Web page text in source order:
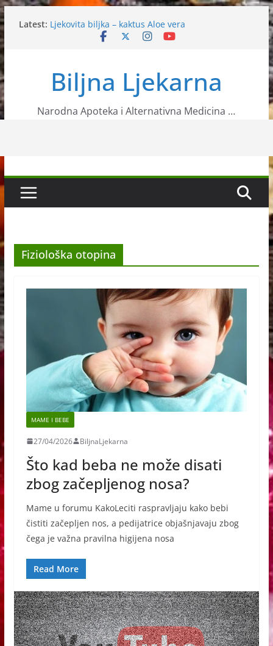
Skip
to
content
Latest: Ljekovita biljka – kaktus Aloe vera
Ljekoviti recepti od kupine
Nije svaki cimet zdrav- Cejlonski najsigurniji za
svakodnevnu uporabu
Biljna Ljekarna
Narodna Apoteka i Alternativna Medicina …
Fiziološka otopina
MAME I BEBE
27/04/2026 BiljnaLjekarna
Što kad beba ne može disati
zbog začepljenog nosa?
Mame u forumu KakoLeciti raspravljaju kako bebi
čistiti začepljen nos, a pedijatrice objašnjavaju zbog
čega je važna pravilna higijena nosa
Read More